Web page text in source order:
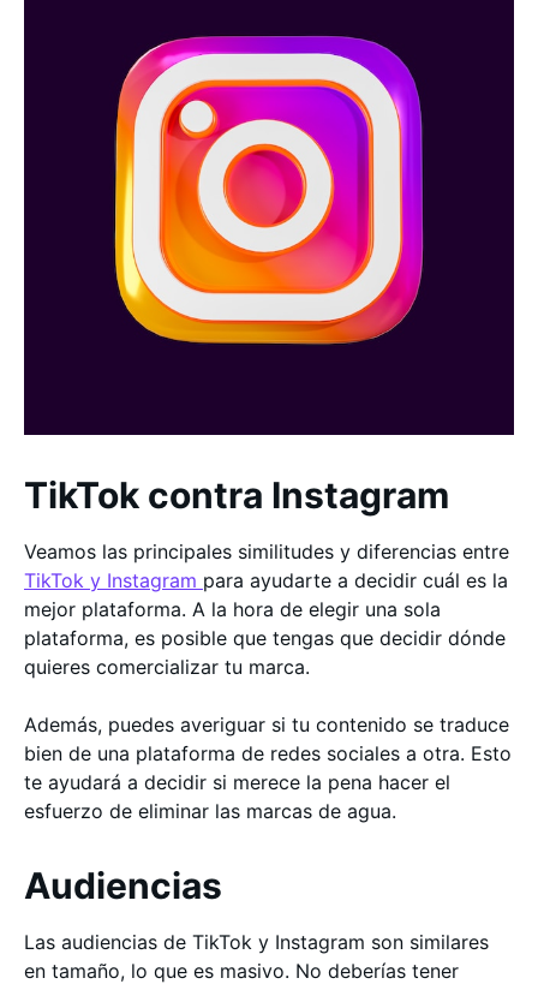
TikTok contra Instagram
Veamos las principales similitudes y diferencias entre
TikTok y Instagram para ayudarte a decidir cuál es la
mejor plataforma. A la hora de elegir una sola
plataforma, es posible que tengas que decidir dónde
quieres comercializar tu marca.
Además, puedes averiguar si tu contenido se traduce
bien de una plataforma de redes sociales a otra. Esto
te ayudará a decidir si merece la pena hacer el
esfuerzo de eliminar las marcas de agua.
Audiencias
Las audiencias de TikTok y Instagram son similares
en tamaño, lo que es masivo. No deberías tener